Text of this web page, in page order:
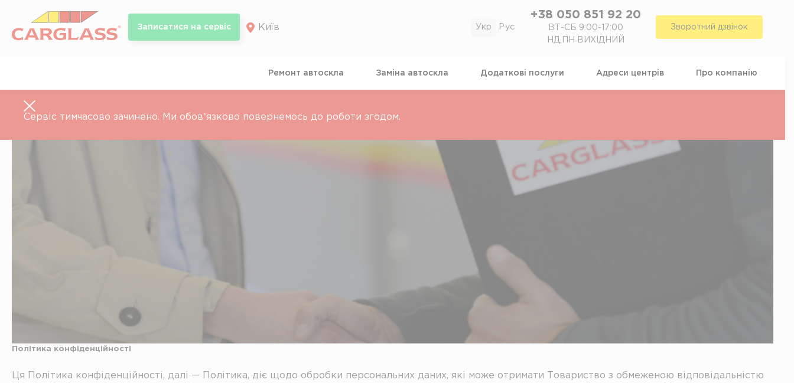
content
Записатися на сервiс Київ
+38 050 851 92 20
ВТ-СБ 9:00-17:00
НД,ПН ВИХІДНИЙ
Зворотний дзвінок
Ремонт автоскла Замiна автоскла Додатковi послуги Адреси центрiв Про компанiю
Сервіс тимчасово зачинено. Ми обовʼязково повернемось до роботи згодом.
Політика конфіденційності
Ця Політика конфіденційності, далі — Політика, діє щодо обробки персональних даних, які може отримати Товариство з обмеженою відповідальністю